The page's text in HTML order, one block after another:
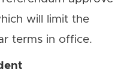
will limit the
terms in office.